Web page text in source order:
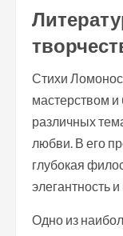
Стихи
мастерством
различных
любви. В его
глубокая
элегантность
Одно из